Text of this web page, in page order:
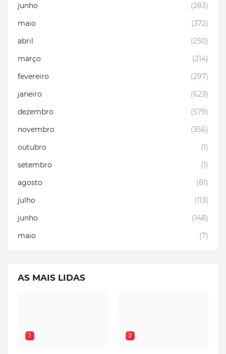
junho
(283)
maio
(372)
abril
(250)
março
(214)
fevereiro
(297)
janeiro
(623)
dezembro
(579)
novembro
(356)
outubro
(1)
setembro
(1)
agosto
(81)
julho
(113)
junho
(148)
maio
(7)
AS MAIS LIDAS
1 2